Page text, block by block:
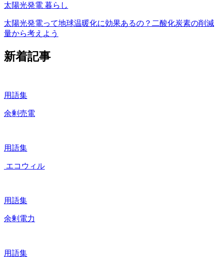
太陽光発電 暮らし
太陽光発電って地球温暖化に効果あるの？二酸化炭素の削減
量から考えよう
新着記事
用語集
余剰売電
用語集
エコウィル
用語集
余剰電力
用語集